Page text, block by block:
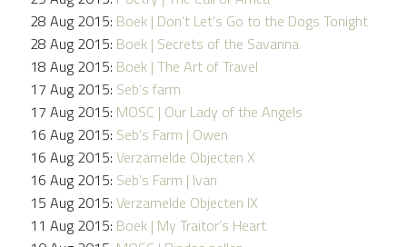
28 Aug 2015: Boek | Don’t Let’s Go to the Dogs Tonight
28 Aug 2015: Boek | Secrets of the Savanna
18 Aug 2015: Boek | The Art of Travel
17 Aug 2015: Seb’s farm
17 Aug 2015: MOSC | Our Lady of the Angels
16 Aug 2015: Seb’s Farm | Owen
16 Aug 2015: Verzamelde Objecten X
16 Aug 2015: Seb’s Farm | Ivan
15 Aug 2015: Verzamelde Objecten IX
11 Aug 2015: Boek | My Traitor’s Heart